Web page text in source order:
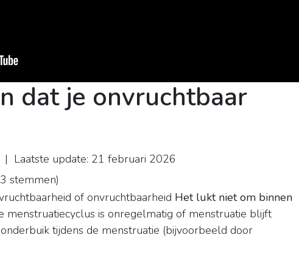
dat je onvruchtbaar
| Laatste update: 21 februari 2026
stemmen)
of onvruchtbaarheid Het lukt niet om binnen
menstruatiecyclus is onregelmatig of menstruatie blijft
tijdens de menstruatie (bijvoorbeeld door